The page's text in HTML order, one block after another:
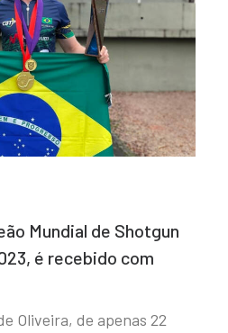
Mundial de Shotgun
é recebido com
Oliveira, de apenas 22